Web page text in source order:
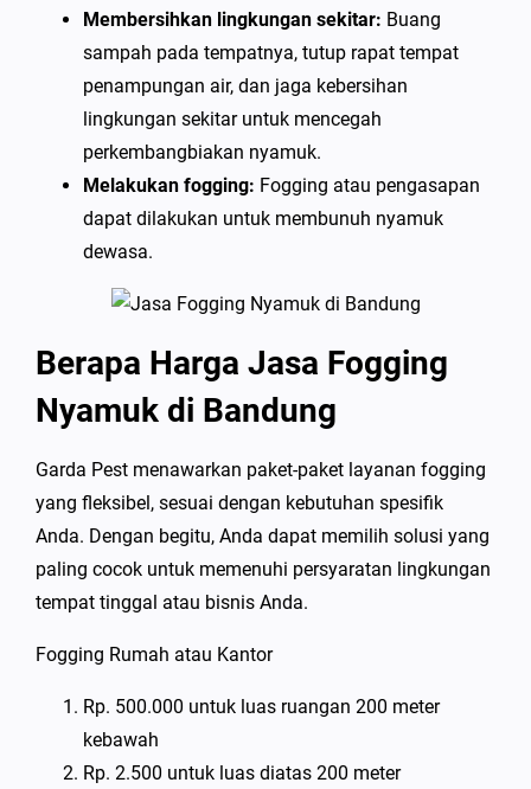
Membersihkan lingkungan sekitar: Buang
sampah pada tempatnya, tutup rapat tempat
penampungan air, dan jaga kebersihan
lingkungan sekitar untuk mencegah
perkembangbiakan nyamuk.
Melakukan fogging: Fogging atau pengasapan
dapat dilakukan untuk membunuh nyamuk
dewasa.
Berapa Harga Jasa Fogging
Nyamuk di Bandung
Garda Pest menawarkan paket-paket layanan fogging
yang fleksibel, sesuai dengan kebutuhan spesifik
Anda. Dengan begitu, Anda dapat memilih solusi yang
paling cocok untuk memenuhi persyaratan lingkungan
tempat tinggal atau bisnis Anda.
Fogging Rumah atau Kantor
Rp. 500.000 untuk luas ruangan 200 meter
kebawah
Rp. 2.500 untuk luas diatas 200 meter